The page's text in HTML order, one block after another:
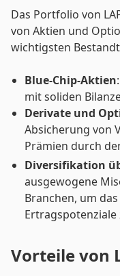
Das Portfolio von
von Aktien und
wichtigsten
Blue-Chip-Aktien
mit soliden
Derivate und
Absicherung von
Prämien durch
Diversifikation
ausgewogene
Branchen, um
Vorteile von